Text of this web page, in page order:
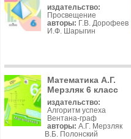
издательство:
Просвещение
авторы: Г.В. Дорофеев
И.Ф. Шарыгин
Математика А.Г.
Мерзляк 6 класс
издательство:
Алгоритм успеха
Вентана-граф
авторы: А.Г. Мерзляк
В.Б. Полонский